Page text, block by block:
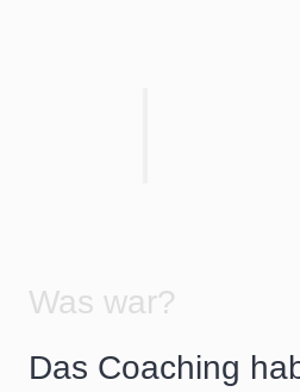
Was war?
Das Coaching